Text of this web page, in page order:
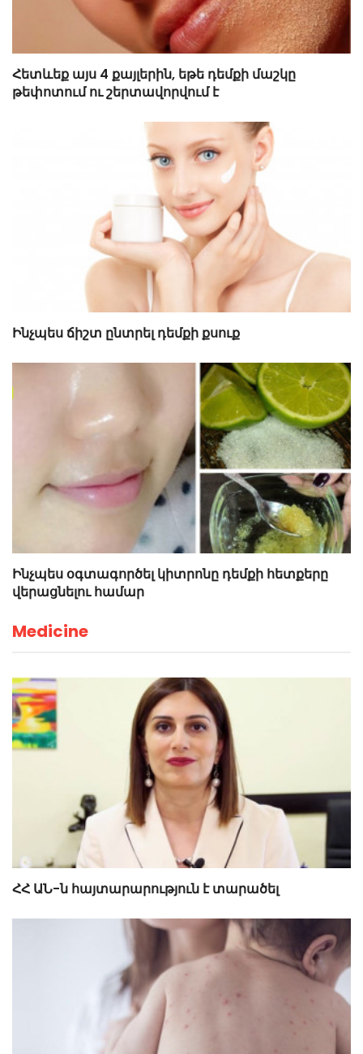
Հետևեք այս 4 քայլերին, եթե դեմքի մաշկը
թեփոտում ու շերտավորվում է
Ինչպես ճիշտ ընտրել դեմքի քսուք
Ինչպես օգտագործել կիտրոնը դեմքի հետքերը
վերացնելու համար
Medicine
ՀՀ ԱՆ-ն հայտարարություն է տարածել